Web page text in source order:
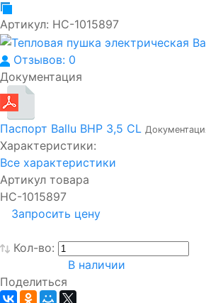
Артикул: НС-1015897
Отзывов: 0
Документация
Паспорт Ballu BHP 3,5 CL
Характеристики:
Все характеристики
Артикул товара
НС-1015897
Запросить цену
Кол-во:
В наличии
Поделиться